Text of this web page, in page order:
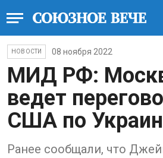
НОВОСТИ 08 ноября 2022
МИД РФ:
ведет
США по
Ранее сообщали, что